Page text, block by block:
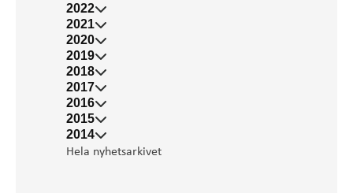
2022
2021
2020
2019
2018
2017
2016
2015
2014
Hela nyhetsarkivet